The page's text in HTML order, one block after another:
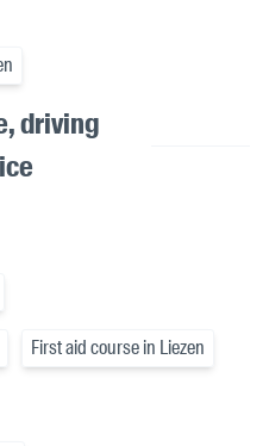
driving
First aid course in Liezen